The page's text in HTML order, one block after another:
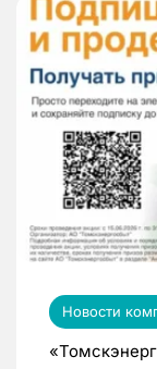
Новости